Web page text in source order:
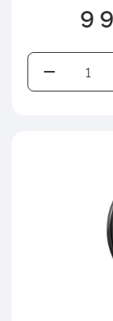
9